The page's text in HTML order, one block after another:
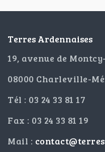
Terres Ardennaises
19, avenue de
08000 Charleville-
Tél : 03 24 33 81 17
Fax : 03 24 33 81 19
Mail :